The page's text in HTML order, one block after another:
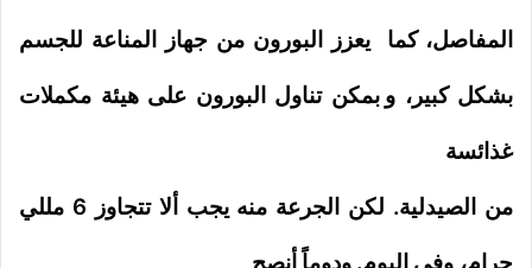
المفاصل، كما يعزز البورون من جهاز المناعة للجسم
بشكل كبير، و بمكن تناول البورون على هيئة مكملات
غذائسة
من الصيدلية. لكن الجرعة منه يجب ألا تتجاوز 6 مللي